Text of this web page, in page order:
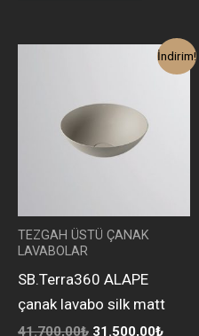
İndirim!
TEZGAH ÜSTÜ ÇANAK
LAVABOLAR
SB.Terra360 ALAPE
çanak lavabo silk matt
41.700,00₺ 31.500,00₺
Şu
andaki